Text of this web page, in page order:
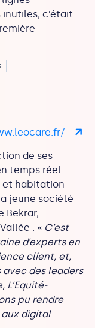
c’était
de ses
temps réel…
et habitation
jeune société
Bekrar,
: « C’est
d’experts en
client, et,
des leaders
L’Equité-
pu rendre
digital